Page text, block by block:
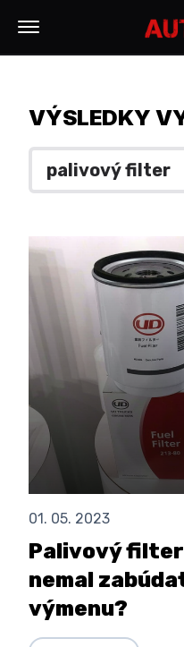
VÝSLEDKY
01. 05. 2023
Palivový
nemal
výmenu?